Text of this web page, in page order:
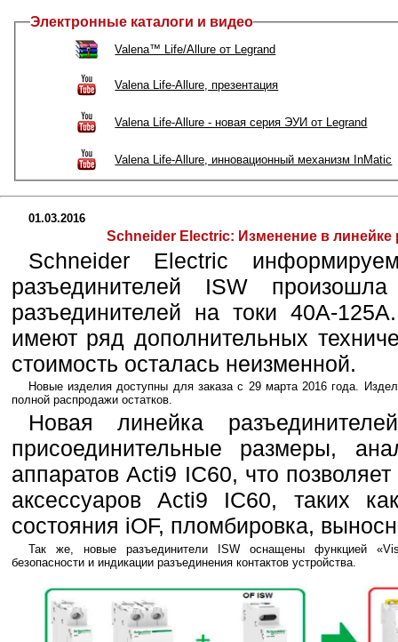
Электронные каталоги и видео
Valena™ Life/Allure от ‎Legrand
Valena Life-Allure, презентация
Valena Life-Allure - новая серия ЭУИ от Legrand
Valena Life-Allure, инновационный механизм InMatic
01.03.2016
Schneider Electric: Изменение в линейке
Schneider Electric
разъединителей ISW
разъединителей на токи 40А-
имеют ряд дополнительных
стоимость осталась неизменной.
Новые изделия доступны для заказа с 29 марта 2016 года.
полной распродажи остатков.
Новая линейка
присоединительные размеры,
аппаратов Acti9 IC60, что
аксессуаров Acti9 IC60, таких
состояния iOF, пломбировка,
Так же, новые разъединители ISW оснащены функцией
безопасности и индикации разъединения контактов устройства.